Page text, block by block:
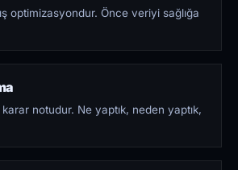
optimizasyondur. Önce veriyi sağlığa
notudur. Ne yaptık, neden yaptık,